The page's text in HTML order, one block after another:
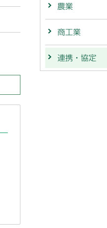
農業
商工業
連携・協定